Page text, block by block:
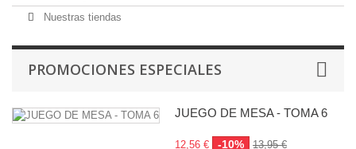
Nuestras tiendas
PROMOCIONES ESPECIALES
JUEGO DE MESA - TOMA 6
12,56 € -10% 13,95 €